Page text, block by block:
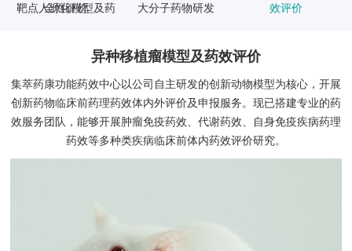
全性评价 效评价
靶点人源化模型及药 大分子药物研发
异种移植瘤模型及药效评价
集萃药康功能药效中心以公司自主研发的创新动物模型为核心，开展
创新药物临床前药理药效体内外评价及申报服务。现已搭建专业的药
效服务团队，能够开展肿瘤免疫药效、代谢药效、自身免疫疾病药理
药效等多种类疾病临床前体内药效评价研究。